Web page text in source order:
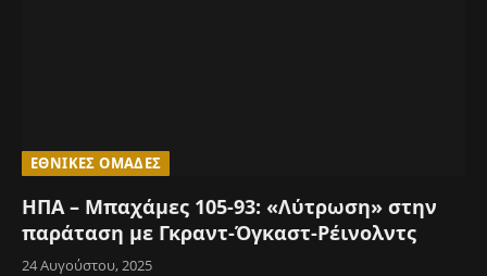
ΕΘΝΙΚΈΣ ΟΜΆΔΕΣ
ΗΠΑ – Μπαχάμες 105-93: «Λύτρωση» στην
παράταση με Γκραντ-Όγκαστ-Ρέινολντς
24 Αυγούστου, 2025